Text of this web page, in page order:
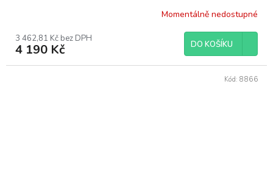
Momentálně nedostupné
3 462,81 Kč bez DPH
4 190 Kč DO KOŠÍKU
Kód: 8866